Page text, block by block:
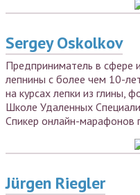
Sergey Oskolkov
Предприниматель в сфере
лепнины с более чем 10-
на курсах лепки из глины,
Школе Удаленных
Спикер онлайн-
Jürgen Riegler